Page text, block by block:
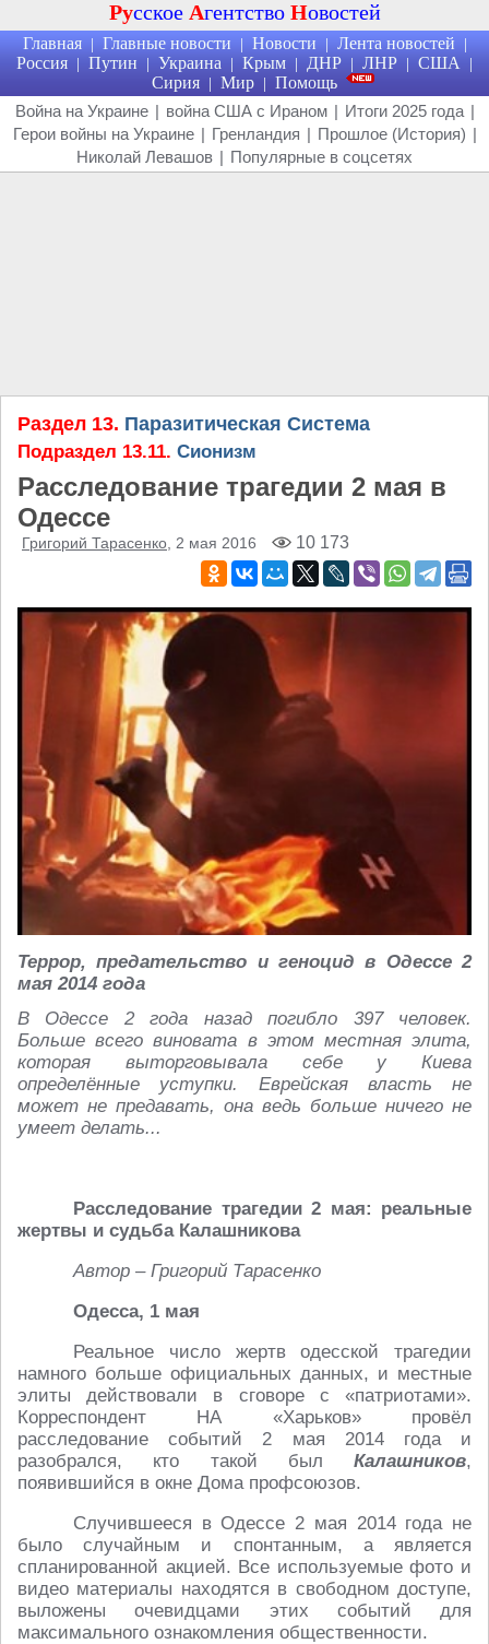
Русское Агентство Новостей
Главная | Главные новости | Новости | Лента новостей |
Россия | Путин | Украина | Крым | ДНР | ЛНР | США |
Сирия | Мир | Помощь
Война на Украине | война США с Ираном | Итоги 2025 года |
Герои войны на Украине | Гренландия | Прошлое (История) |
Николай Левашов | Популярные в соцсетях
Раздел 13. Паразитическая Система
Подраздел 13.11. Сионизм
Расследование трагедии 2 мая в
Одессе
Григорий Тарасенко , 2 мая 2016 10 173
Террор, предательство и геноцид в Одессе 2
мая 2014 года
В Одессе 2 года назад погибло 397 человек.
Больше всего виновата в этом местная элита,
которая выторговывала себе у Киева
определённые уступки. Еврейская власть не
может не предавать, она ведь больше ничего не
умеет делать...
Расследование трагедии 2 мая: реальные
жертвы и судьба Калашникова
Автор – Григорий Тарасенко
Одесса, 1 мая
Реальное число жертв одесской трагедии
намного больше официальных данных, и местные
элиты действовали в сговоре с «патриотами».
Корреспондент НА «Харьков» провёл
расследование событий 2 мая 2014 года и
разобрался, кто такой был Калашников,
появившийся в окне Дома профсоюзов.
Случившееся в Одессе 2 мая 2014 года не
было случайным и спонтанным, а является
спланированной акцией. Все используемые фото и
видео материалы находятся в свободном доступе,
выложены очевидцами этих событий для
максимального ознакомления общественности.